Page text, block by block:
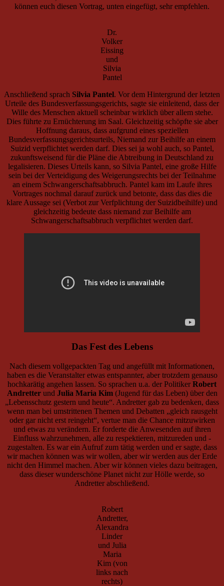
können euch diesen Vortrag, unten eingefügt, sehr empfehlen.
Dr.
Volker
Eissing
und
Silvia
Pantel
Anschließend sprach Silvia Pantel. Vor dem Hintergrund der letzten
Urteile des Bundesverfassungsgerichts, sagte sie einleitend, dass der
Wille des Menschen aktuell scheinbar wirklich über allem stehe.
Dies führte zu Ernüchterung im Saal. Gleichzeitig schöpfte sie aber
Hoffnung daraus, dass aufgrund eines speziellen
Bundesverfassungsgerichtsurteils, Niemand zur Beihilfe an einem
Suizid verpflichtet werden darf. Dies sei ja wohl auch, so Pantel,
zukunftsweisend für die Pläne die Abtreibung in Deutschland zu
legalisieren. Dieses Urteils kann, so Silvia Pantel, eine große Hilfe
sein bei der Verteidigung des Weigerungsrechts bei der Teilnahme
an einem Schwangerschaftsabbruch. Pantel kam im Laufe ihres
Vortrages nochmal darauf zurück und betonte, dass das dies die
klare Aussage sei (Verbot zur Verfplichtung der Suizidbeihilfe) und
gleichzeitig bedeute dass niemand zur Beihilfe am
Schwangerschaftsabbruch verpflichtet werden darf.
Das Fest des Lebens
Nach diesem vollgepackten Tag und angefüllt mit Informationen,
haben es die Veranstalter etwas entspannter, aber trotzdem genauso
hochkarätig angehen lassen. So sprachen u.a. der PolitikerRobert
Andretterund Julia Maria Kim(Jugend für das Leben) über den
„Lebensschutz gestern und heute“. Andretter gab zu bedenken, dass
wenn man bei umstrittenen Themen und Debatten „gleich rausgeht
oder gar nicht erst reingeht“, vertue man die Chance mitzuwirken
und etwas zu verändern. Er forderte die Anwesenden auf ihren
Einfluss wahrzunehmen, alle zu respektieren, mitzureden und -
zugestalten. Es war ein Aufruf zum tätig werden und er sagte, dass
wir machen können was wir wollen, aber wir werden aus der Erde
nicht den Himmel machen. Aber wir können vieles dazu beitragen,
dass dieser wunderschöne Planet nicht zur Hölle werde, so
Andretter abschließend.
Robert
Andretter,
Alexandra
Linder
und Julia
Maria
Kim (von
links nach
rechts)